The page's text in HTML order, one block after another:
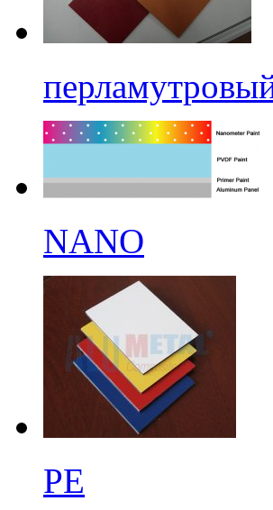
NANO
PE